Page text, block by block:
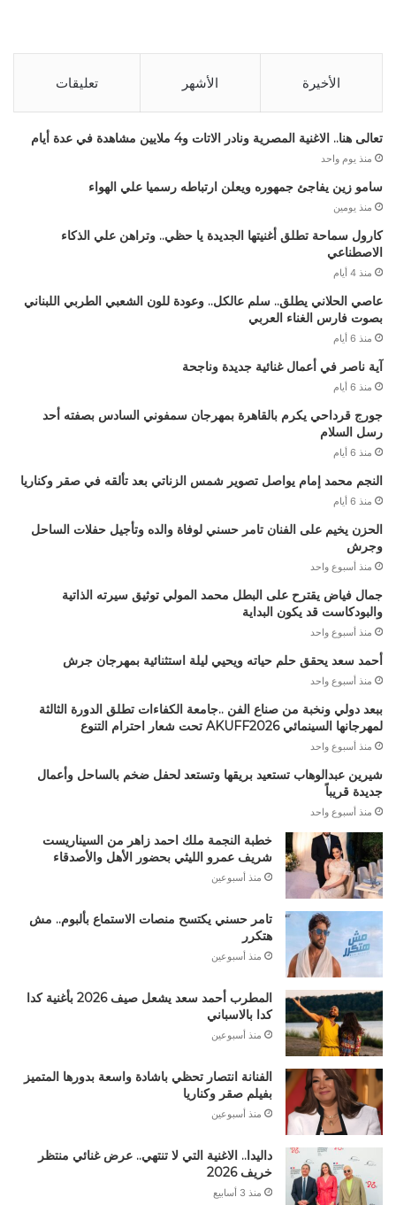
الأخيرة الأشهر تعليقات
تعالى هنا.. الاغنية المصرية ونادر الاتات و4 ملايين مشاهدة في عدة أيام
منذ يوم واحد
سامو زين يفاجئ جمهوره ويعلن ارتباطه رسميا علي الهواء
منذ يومين
كارول سماحة تطلق أغنيتها الجديدة يا حظي.. وتراهن علي الذكاء
الاصطناعي
منذ 4 أيام
عاصي الحلاني يطلق.. سلم عالكل.. وعودة للون الشعبي الطربي اللبناني
بصوت فارس الغناء العربي
منذ 6 أيام
آية ناصر في أعمال غنائية جديدة وناجحة
منذ 6 أيام
جورج قرداحي يكرم بالقاهرة بمهرجان سمفوني السادس بصفته أحد
رسل السلام
منذ 6 أيام
النجم محمد إمام يواصل تصوير شمس الزناتي بعد تألقه في صقر وكناريا
منذ 6 أيام
الحزن يخيم على الفنان تامر حسني لوفاة والده وتأجيل حفلات الساحل
وجرش
منذ أسبوع واحد
جمال فياض يقترح على البطل محمد المولي توثيق سيرته الذاتية
والبودكاست قد يكون البداية
منذ أسبوع واحد
أحمد سعد يحقق حلم حياته ويحيي ليلة استثنائية بمهرجان جرش
منذ أسبوع واحد
ببعد دولي ونخبة من صناع الفن ..جامعة الكفاءات تطلق الدورة الثالثة
لمهرجانها السينمائي AKUFF2026 تحت شعار احترام التنوع
منذ أسبوع واحد
شيرين عبدالوهاب تستعيد بريقها وتستعد لحفل ضخم بالساحل وأعمال
جديدة قريباً
منذ أسبوع واحد
خطبة النجمة ملك احمد زاهر من السيناريست
شريف عمرو الليثي بحضور الأهل والأصدقاء
منذ أسبوعين
تامر حسني يكتسح منصات الاستماع بألبوم.. مش
هتكرر
منذ أسبوعين
المطرب أحمد سعد يشعل صيف 2026 بأغنية كدا
كدا بالاسباني
منذ أسبوعين
الفنانة انتصار تحظي باشادة واسعة بدورها المتميز
بفيلم صقر وكناريا
منذ أسبوعين
داليدا.. الاغنية التي لا تنتهي.. عرض غنائي منتظر
خريف 2026
منذ 3 أسابيع